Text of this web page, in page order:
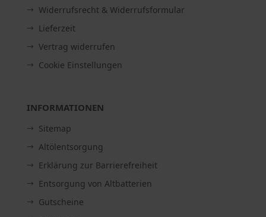
Widerrufsrecht & Widerrufsformular
Lieferzeit
Vertrag widerrufen
Cookie Einstellungen
INFORMATIONEN
Sitemap
Altölentsorgung
Erklärung zur Barrierefreiheit
Entsorgung von Altbatterien
Gutscheine